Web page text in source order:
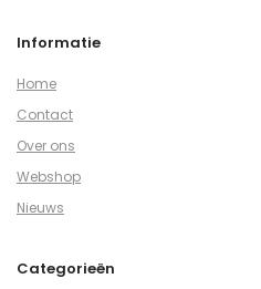
Informatie
Home
Contact
Over ons
Webshop
Nieuws
Categorieën